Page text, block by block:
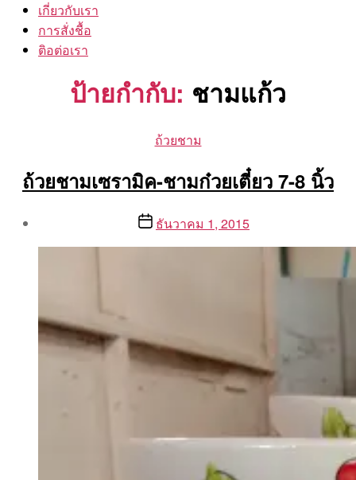
เกี่ยวกับเรา
การสั่งชื้อ
ติอต่อเรา
ป้ายกำกับ: ชามแก้ว
Categories
ถ้วยชาม
ถ้วยชามเซรามิค-ชามก๋วยเตี๋ยว 7-8 นิ้ว
By
Postธันวาคม 1, 2015